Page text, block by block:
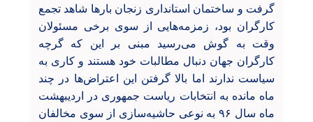
گرفت و ساختمان استانداری زنجان بارها شاهد تجمع
کارگران بود، زمزمه‌هایی از سوی برخی مسئولان
وقت به گوش می‌رسید مبنی بر این که گرچه
کارگران جهان دنبال مطالبات خود هستند و کاری به
سیاست ندارند اما بالا گرفتن این اعتراض‌ها در چند
ماه مانده به انتخابات ریاست جمهوری در اردیبهشت
ماه سال ۹۶ به نوعی حاشیه‌سازی از سوی مخالفان